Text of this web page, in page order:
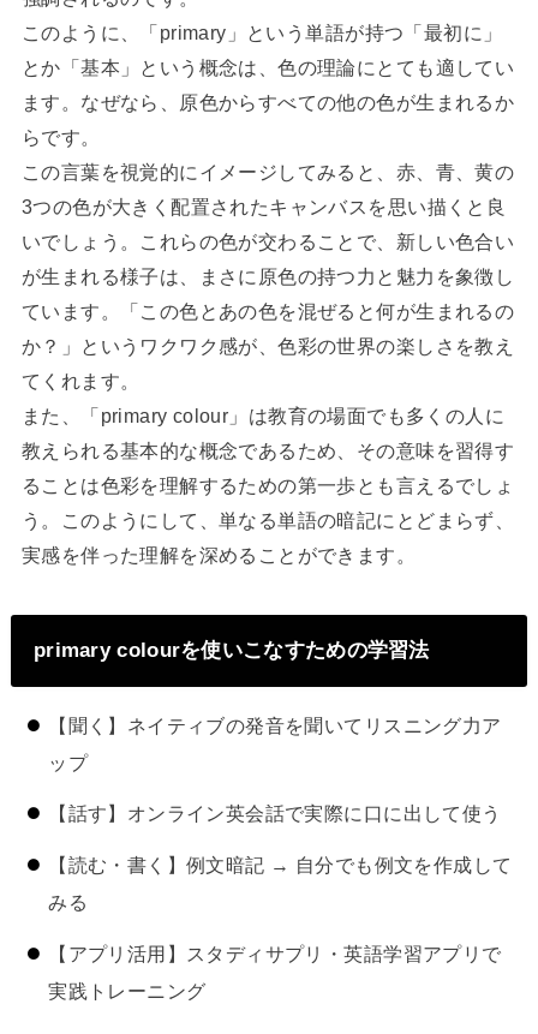
このように、「primary」という単語が持つ「最初に」
とか「基本」という概念は、色の理論にとても適してい
ます。なぜなら、原色からすべての他の色が生まれるか
らです。
この言葉を視覚的にイメージしてみると、赤、青、黄の
3つの色が大きく配置されたキャンバスを思い描くと良
いでしょう。これらの色が交わることで、新しい色合い
が生まれる様子は、まさに原色の持つ力と魅力を象徴し
ています。「この色とあの色を混ぜると何が生まれるの
か？」というワクワク感が、色彩の世界の楽しさを教え
てくれます。
また、「primary colour」は教育の場面でも多くの人に
教えられる基本的な概念であるため、その意味を習得す
ることは色彩を理解するための第一歩とも言えるでしょ
う。このようにして、単なる単語の暗記にとどまらず、
実感を伴った理解を深めることができます。
primary colourを使いこなすための学習法
【聞く】ネイティブの発音を聞いてリスニング力ア
ップ
【話す】オンライン英会話で実際に口に出して使う
【読む・書く】例文暗記 → 自分でも例文を作成して
みる
【アプリ活用】スタディサプリ・英語学習アプリで
実践トレーニング